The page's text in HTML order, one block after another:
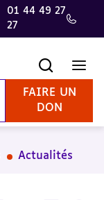
01 44 49 27
27
FAIRE UN
DON
Actualités